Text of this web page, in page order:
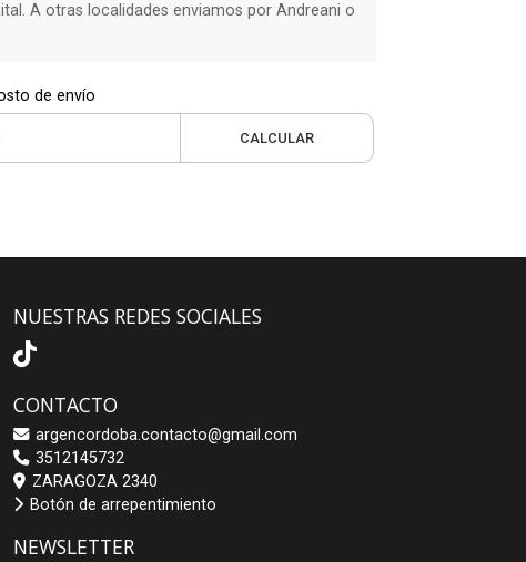
A otras localidades enviamos por Andreani o
de envío
CALCULAR
NUESTRAS REDES SOCIALES
CONTACTO
argencordoba.contacto@gmail.com
3512145732
ZARAGOZA 2340
Botón de arrepentimiento
NEWSLETTER